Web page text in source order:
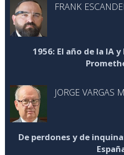
FRANK
1956: El año de la IA
JORGE VARGAS
De perdones y de